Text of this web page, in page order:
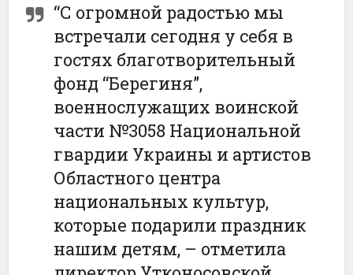
“С огромной радостью мы
встречали сегодня у себя в
гостях благотворительный
фонд “Берегиня”,
военнослужащих воинской
части №3058 Национальной
гвардии Украины и артистов
Областного центра
национальных культур,
которые подарили праздник
нашим детям, – отметила